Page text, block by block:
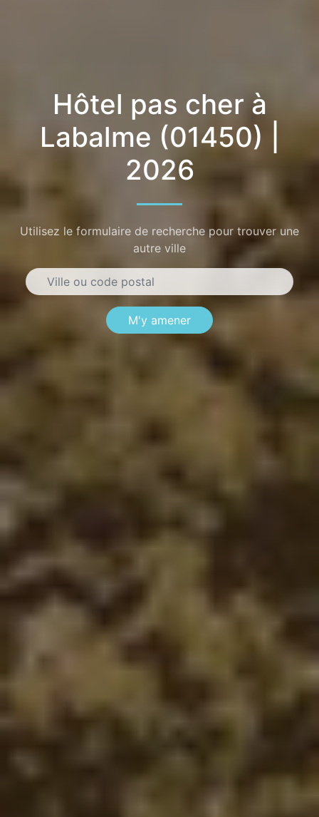
Hôtel pas cher à
Labalme (01450) |
2026
Utilisez le formulaire de recherche pour trouver une
autre ville
M'y amener